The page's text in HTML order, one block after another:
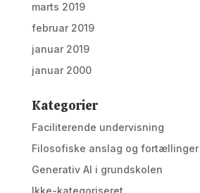
marts 2019
februar 2019
januar 2019
januar 2000
Kategorier
Faciliterende undervisning
Filosofiske anslag og fortællinger
Generativ AI i grundskolen
Ikke-kategoriseret